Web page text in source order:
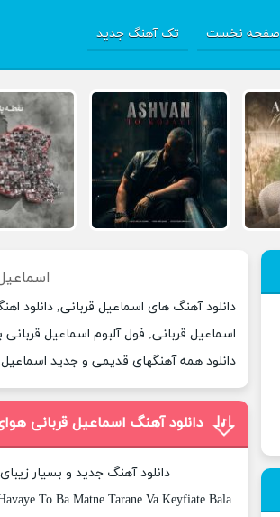
صفحه نخست تک آهنگ جدید
دانلود آهنگ های اسماعیل قربانی, دانلود
اسماعیل قربانی, فول آلبوم اسماعیل
دانلود همه آهنگهای قدیمی و جدید
دانلود آهنگ اسماعیل قربانی
دانلود آهنگ جدید و بسیار
To Ba Matne Tarane Va Keyfiate Bala